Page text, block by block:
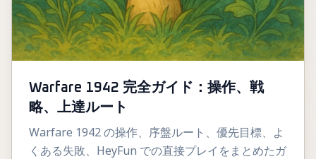
Warfare 1942 完全ガイド：操作、戦
略、上達ルート
Warfare 1942 の操作、序盤ルート、優先目標、よ
くある失敗、HeyFun での直接プレイをまとめたガ